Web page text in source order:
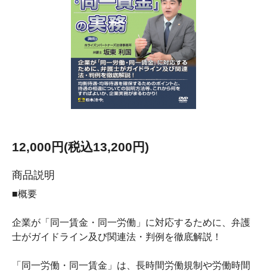
12,000円(税込13,200円)
商品説明
■概要
企業が「同一賃金・同一労働」に対応するために、弁護
士がガイドライン及び関連法・判例を徹底解説！
「同一労働・同一賃金」は、長時間労働規制や労働時間